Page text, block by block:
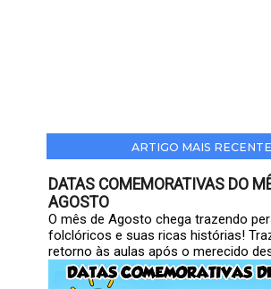
ARTIGO MAIS RECENTE
DATAS COMEMORATIVAS DO
AGOSTO
O mês de Agosto chega trazendo
folclóricos e suas ricas histórias!
retorno às aulas após o merecido